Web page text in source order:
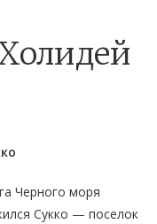
Черного моря
Сукко — поселок